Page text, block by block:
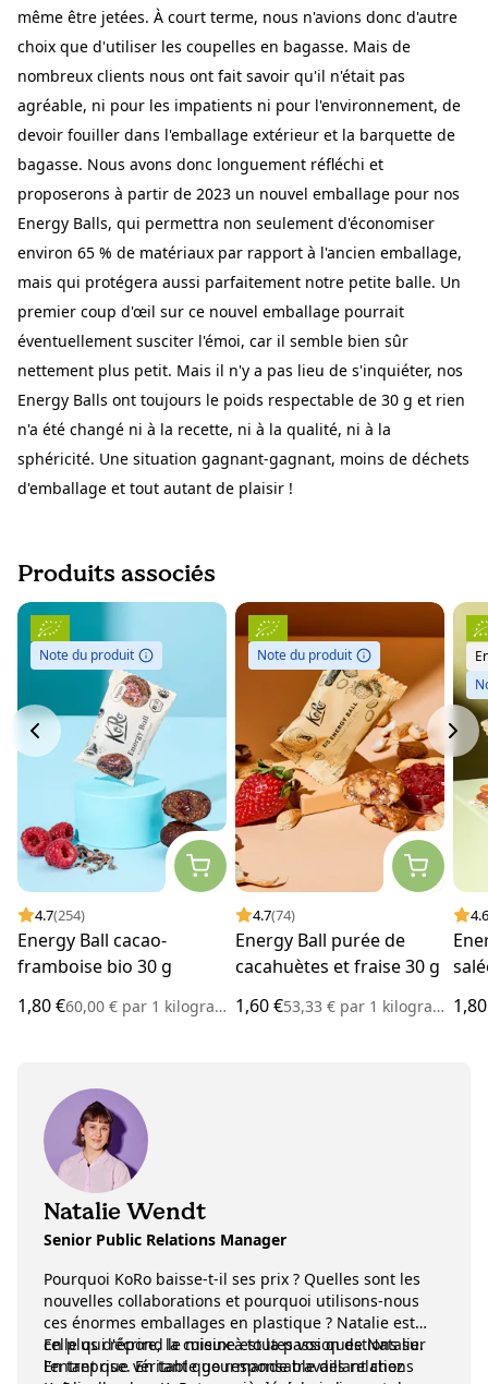
même être jetées. À court terme, nous n'avions donc d'autre
choix que d'utiliser les coupelles en bagasse. Mais de
nombreux clients nous ont fait savoir qu'il n'était pas
agréable, ni pour les impatients ni pour l'environnement, de
devoir fouiller dans l'emballage extérieur et la barquette de
bagasse. Nous avons donc longuement réfléchi et
proposerons à partir de 2023 un nouvel emballage pour nos
Energy Balls, qui permettra non seulement d'économiser
environ 65 % de matériaux par rapport à l'ancien emballage,
mais qui protégera aussi parfaitement notre petite balle. Un
premier coup d'œil sur ce nouvel emballage pourrait
éventuellement susciter l'émoi, car il semble bien sûr
nettement plus petit. Mais il n'y a pas lieu de s'inquiéter, nos
Energy Balls ont toujours le poids respectable de 30 g et rien
n'a été changé ni à la recette, ni à la qualité, ni à la
sphéricité. Une situation gagnant-gagnant, moins de déchets
d'emballage et tout autant de plaisir !
Produits associés
Note du produit
4.7(254)
Energy Ball cacao-
framboise bio 30 g
1,80 €60,00 € par 1 kilogramme
Note du produit
4.7(74)
Energy Ball purée de
cacahuètes et fraise 30 g
1,60 €53,33 € par 1 kilogramme
4.6
Natalie Wendt
Senior Public Relations Manager
Pourquoi KoRo baisse-t-il ses prix ? Quelles sont les
nouvelles collaborations et pourquoi utilisons-nous
ces énormes emballages en plastique ? Natalie est
celle qui répond le mieux à toutes vos questions sur
l'entreprise. En tant que responsable des relations
En plus d'écrire, la cuisine est la passion de Natalie.
En tant que véritable gourmande travaillant chez